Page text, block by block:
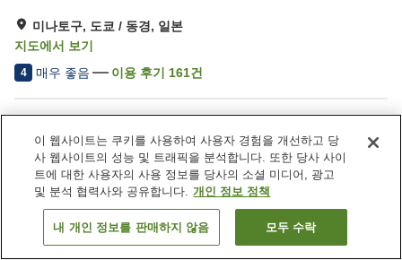
미나토구, 도쿄 / 동경, 일본
지도에서 보기
4 매우 좋음 이용 후기 161건
Wi-Fi
자동판매기
공용 전자레인지
세탁 (유료)
일본 도쿄 / 동경
미나토구
스미토모 후도산 빌라 퐁텐 도쿄 하마마쓰초
객실 보기
이 웹사이트는 쿠키를 사용하여 사용자 경험을 개선하고 당
사 웹사이트의 성능 및 트래픽을 분석합니다. 또한 당사 사이
트에 대한 사용자의 사용 정보를 당사의 소셜 미디어, 광고
및 분석 협력사와 공유합니다. 개인 정보 정책
내 개인 정보를 판매하지 않음 모두 수락